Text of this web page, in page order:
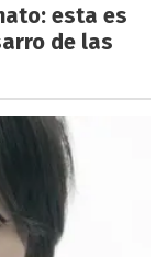
esta es
de las